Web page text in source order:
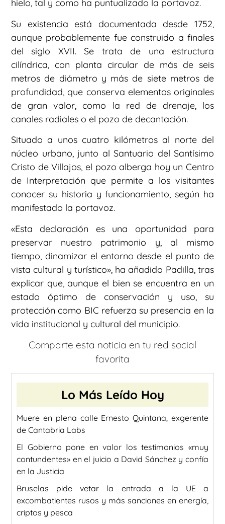
hielo, tal y como ha puntualizado la portavoz.
Su existencia está documentada desde 1752,
aunque probablemente fue construido a finales
del siglo XVII. Se trata de una estructura
cilíndrica, con planta circular de más de seis
metros de diámetro y más de siete metros de
profundidad, que conserva elementos originales
de gran valor, como la red de drenaje, los
canales radiales o el pozo de decantación.
Situado a unos cuatro kilómetros al norte del
núcleo urbano, junto al Santuario del Santísimo
Cristo de Villajos, el pozo alberga hoy un Centro
de Interpretación que permite a los visitantes
conocer su historia y funcionamiento, según ha
manifestado la portavoz.
«Esta declaración es una oportunidad para
preservar nuestro patrimonio y, al mismo
tiempo, dinamizar el entorno desde el punto de
vista cultural y turístico», ha añadido Padilla, tras
explicar que, aunque el bien se encuentra en un
estado óptimo de conservación y uso, su
protección como BIC refuerza su presencia en la
vida institucional y cultural del municipio.
Comparte esta noticia en tu red social
favorita
Lo Más Leído Hoy
Muere en plena calle Ernesto Quintana, exgerente
de Cantabria Labs
El Gobierno pone en valor los testimonios «muy
contundentes» en el juicio a David Sánchez y confía
en la Justicia
Bruselas pide vetar la entrada a la UE a
excombatientes rusos y más sanciones en energía,
criptos y pesca